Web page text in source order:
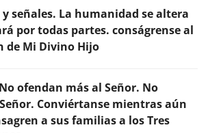
señales. La humanidad se altera
por todas partes. conságrense al
de Mi Divino Hijo
ofendan más al Señor. No
Conviértanse mientras aún
a sus familias a los Tres